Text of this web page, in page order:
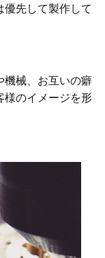
優先して製作して
機械、お互いの癖
様のイメージを形